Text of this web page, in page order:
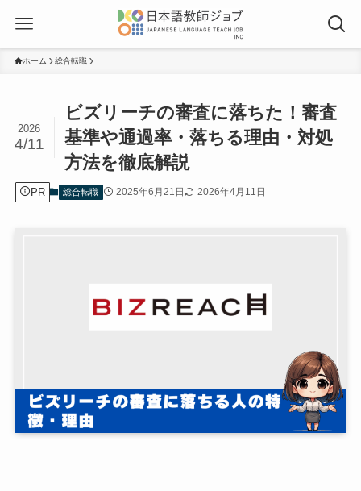
ホーム 総合転職
ビズリーチの審査に落ちた！審査
基準や通過率・落ちる理由・対処
方法を徹底解説
2026
4/11
PR 総合転職 2025年6月21日 2026年4月11日